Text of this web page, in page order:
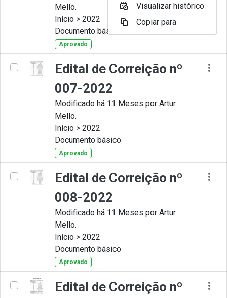
Mello.
Início > 2022
Documento básico
Aprovado
Edital de Correição nº
007-2022
Modificado há 11 Meses por Artur
Mello.
Início > 2022
Documento básico
Aprovado
Edital de Correição nº
008-2022
Modificado há 11 Meses por Artur
Mello.
Início > 2022
Documento básico
Aprovado
Edital de Correição nº
Visualizar histórico
Copiar para